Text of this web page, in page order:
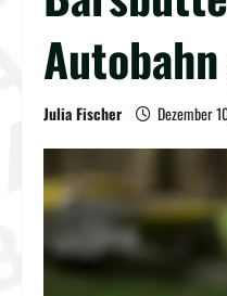
Julia Fischer Dezember